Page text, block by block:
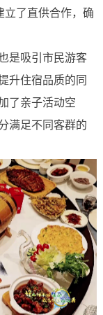
立了直供合作，确
是吸引市民游客
升住宿品质的同
了亲子活动空
满足不同客群的